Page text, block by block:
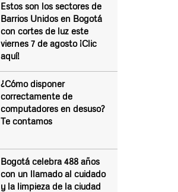
Estos son los sectores de
Barrios Unidos en Bogotá
con cortes de luz este
viernes 7 de agosto ¡Clic
aquí!
¿Cómo disponer
correctamente de
computadores en desuso?
Te contamos
Bogotá celebra 488 años
con un llamado al cuidado
y la limpieza de la ciudad